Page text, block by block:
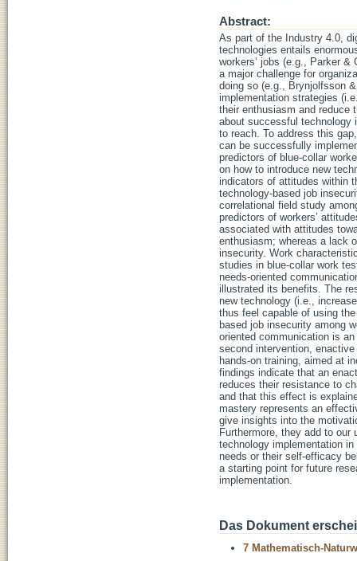
Abstract:
As part of the Industry 4.0,
technologies entails
workers’ jobs (e.g., Parker
a major challenge for
doing so (e.g., Brynjolfsson
implementation strategies
their enthusiasm and reduce
about successful
to reach. To address this
can be successfully
predictors of blue-collar
on how to introduce new
indicators of attitudes within
technology-based job
correlational field study
predictors of workers’
associated with attitudes
enthusiasm; whereas a lack
insecurity. Work
studies in blue-collar work
needs-oriented
illustrated its benefits. The
new technology (i.e.,
thus feel capable of using
based job insecurity among
oriented communication is
second intervention,
hands-on training, aimed at
findings indicate that an
reduces their resistance to
and that this effect is
mastery represents an
give insights into the
Furthermore, they add to
technology implementation
needs or their self-efficacy
a starting point for future
implementation.
Das Dokument
7 Mathematisch-